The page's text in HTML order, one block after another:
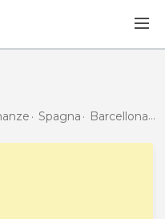
Spagna Barcellona